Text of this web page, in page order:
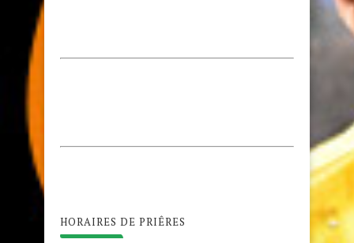
HORAIRES DE PRIÊRES